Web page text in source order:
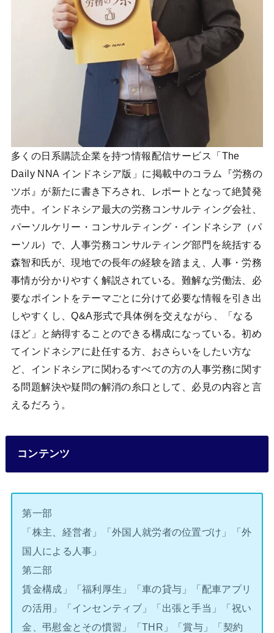
多くの日系購読企業を持つ情報配信サービス「The
Daily NNA インドネシア版」に掲載中のコラム『労務の
ツボ』が新たに書き下ろされ、レポートとなって絶賛発
売中。インドネシア最大の労務コンサルティング会社、
パーソルケリー・コンサルティング・インドネシア（パ
ーソル）で、人事労務コンサルティング部門を統括する
森智和氏が、現地での長年の経験を踏まえ、人事・労務
事情が分かりやすく解説されている。難解な労働法、必
要なポイントをテーマごとに分けて必要な情報を引き出
しやすくし、Q&A形式で具体例を交えながら、「なる
ほど」と納得することのできる構成になっている。初め
てインドネシアに赴任する方、おさらいをしたい方な
ど、インドネシアに関わるすべての方の人事労務に関す
る問題解決や疑問の解消の糸口として、必見の内容と言
えるだろう。
コンテンツ
第一部
「株主、経営者」「外国人就労者の位置づけ」「外
国人による人事」
第二部
賃金構成」「福利厚生」「車の貸与」「配車アプリ
の活用」「インセンティブ」「出張と手当」「祝い
金、弔慰金とその慣習」「THR」「賞与」「契約